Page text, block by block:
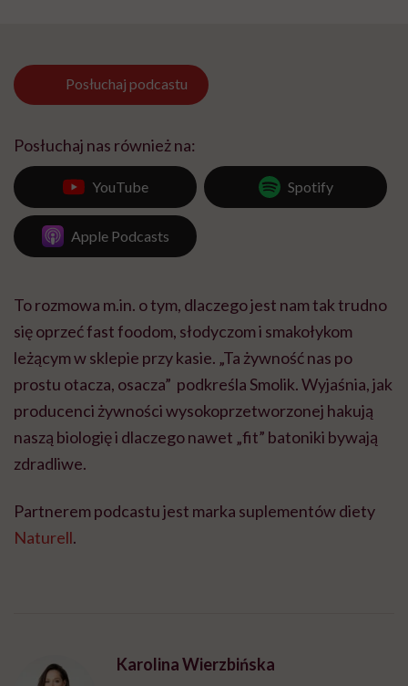
Posłuchaj podcastu
Posłuchaj nas również na:
YouTube Spotify
Apple Podcasts
To rozmowa m.in. o tym, dlaczego jest nam tak trudno
się oprzeć fast foodom, słodyczom i smakołykom
leżącym w sklepie przy kasie. „Ta żywność nas po
prostu otacza, osacza” podkreśla Smolik. Wyjaśnia, jak
producenci żywności wysokoprzetworzonej hakują
naszą biologię i dlaczego nawet „fit” batoniki bywają
zdradliwe.
Partnerem podcastu jest marka suplementów diety
Naturell.
Karolina Wierzbińska